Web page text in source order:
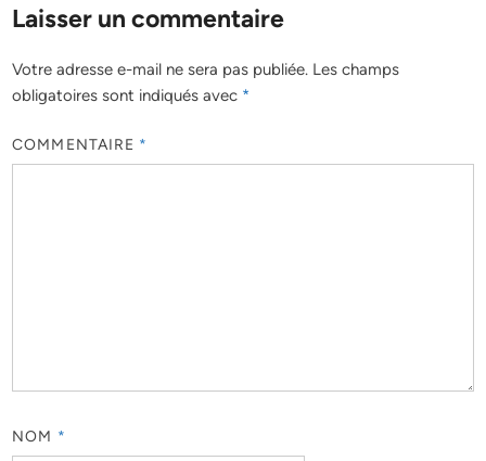
Laisser un commentaire
Votre adresse e-mail ne sera pas publiée. Les champs
obligatoires sont indiqués avec *
COMMENTAIRE *
NOM *